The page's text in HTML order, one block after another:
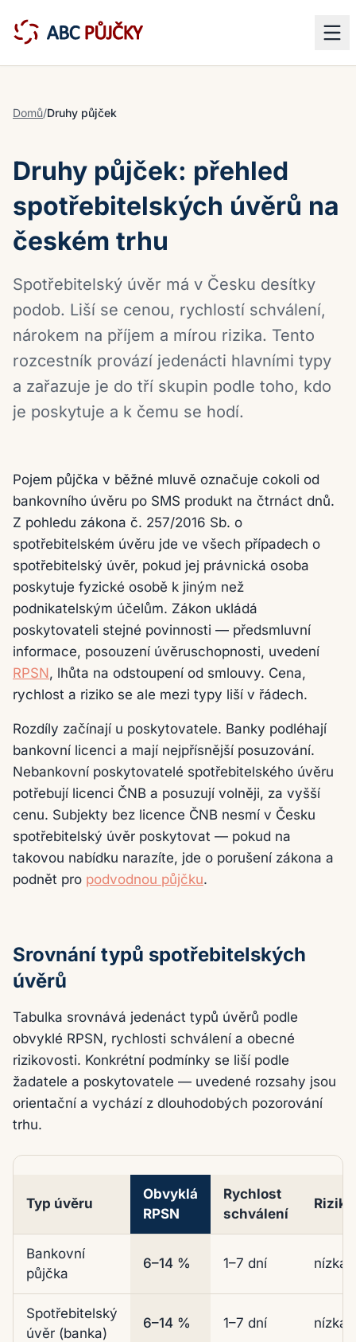
Domů/Druhy půjček
Druhy půjček: přehled
spotřebitelských úvěrů na
českém trhu
Spotřebitelský úvěr má v Česku desítky
podob. Liší se cenou, rychlostí schválení,
nárokem na příjem a mírou rizika. Tento
rozcestník provází jedenácti hlavními typy
a zařazuje je do tří skupin podle toho, kdo
je poskytuje a k čemu se hodí.
Pojem půjčka v běžné mluvě označuje cokoli od
bankovního úvěru po SMS produkt na čtrnáct dnů.
Z pohledu zákona č. 257/2016 Sb. o
spotřebitelském úvěru jde ve všech případech o
spotřebitelský úvěr, pokud jej právnická osoba
poskytuje fyzické osobě k jiným než
podnikatelským účelům. Zákon ukládá
poskytovateli stejné povinnosti — předsmluvní
informace, posouzení úvěruschopnosti, uvedení
RPSN, lhůta na odstoupení od smlouvy. Cena,
rychlost a riziko se ale mezi typy liší v řádech.
Rozdíly začínají u poskytovatele. Banky podléhají
bankovní licenci a mají nejpřísnější posuzování.
Nebankovní poskytovatelé spotřebitelského úvěru
potřebují licenci ČNB a posuzují volněji, za vyšší
cenu. Subjekty bez licence ČNB nesmí v Česku
spotřebitelský úvěr poskytovat — pokud na
takovou nabídku narazíte, jde o porušení zákona a
podnět pro podvodnou půjčku.
Srovnání typů spotřebitelských
úvěrů
Tabulka srovnává jedenáct typů úvěrů podle
obvyklé RPSN, rychlosti schválení a obecné
rizikovosti. Konkrétní podmínky se liší podle
žadatele a poskytovatele — uvedené rozsahy jsou
orientační a vychází z dlouhodobých pozorování
trhu.
Typ úvěru
Obvyklá
RPSN
Rychlost
schválení
Bankovní
půjčka
6–14 % 1–7 dní nízká
Spotřebitelský
úvěr (banka)
6–14 % 1–7 dní nízká